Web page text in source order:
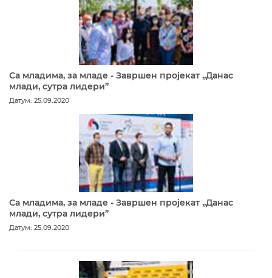
Са младима, за младе - Завршен пројекат „Данас
млади, сутра лидери”
Датум: 25.09.2020
Са младима, за младе - Завршен пројекат „Данас
млади, сутра лидери”
Датум: 25.09.2020